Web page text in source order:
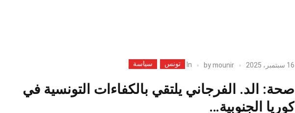
16 سبتمبر، 2025 bymounir
In تونس سياسة
صحة: الد. الفرجاني يلتقي بالكفاءات التونسية في
كوريا الجنوبية…